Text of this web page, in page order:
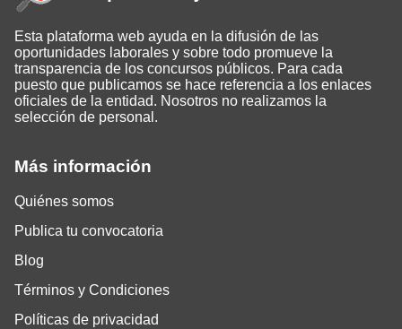
Más información
Quiénes somos
Publica tu convocatoria
Blog
Términos y Condiciones
Políticas de privacidad
Esta plataforma web ayuda en la difusión de las
oportunidades laborales y sobre todo promueve la
transparencia de los concursos públicos. Para cada
puesto que publicamos se hace referencia a los enlaces
oficiales de la entidad. Nosotros no realizamos la
selección de personal.